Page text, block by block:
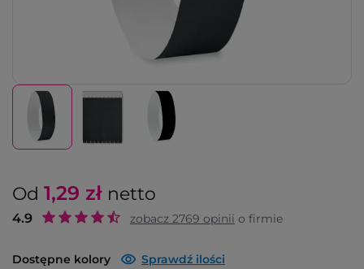
Od 1,29 zł netto
4.9 zobacz 2769 opinii o firmie
Dostępne kolory Sprawdź ilości